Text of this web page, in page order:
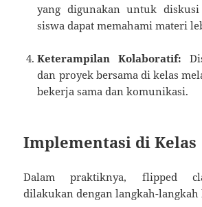
yang digunakan untuk
siswa dapat memahami materi
Keterampilan Kolaboratif:
dan proyek bersama di kelas
bekerja sama dan komunikasi.
Implementasi di Kelas
Dalam praktiknya, flipped
dilakukan dengan langkah-